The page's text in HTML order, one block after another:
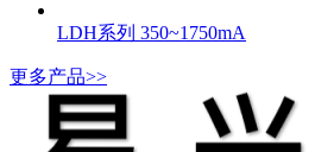
LDH系列 350~1750mA
更多产品>>